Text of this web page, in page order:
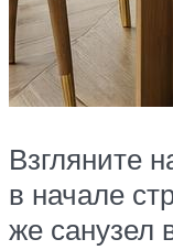
Взгляните
в начале
же санузел